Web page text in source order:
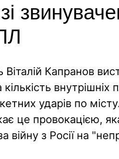
Капранов
внутрішніх
ударів по
це провокацією,
війну з Росії на